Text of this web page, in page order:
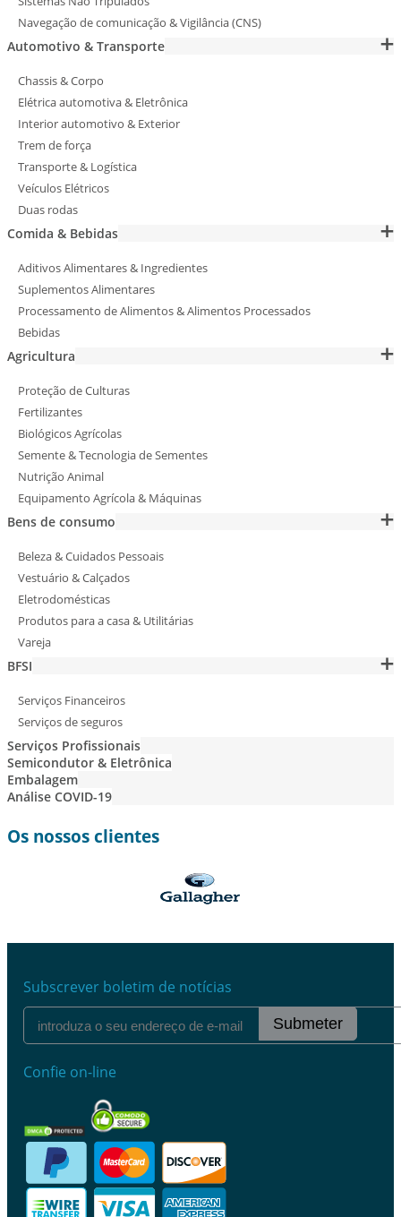
Navegação de comunicação & Vigilância (CNS)
Automotivo & Transporte
Chassis & Corpo
Elétrica automotiva & Eletrônica
Interior automotivo & Exterior
Trem de força
Transporte & Logística
Veículos Elétricos
Duas rodas
Comida & Bebidas
Aditivos Alimentares & Ingredientes
Suplementos Alimentares
Processamento de Alimentos & Alimentos Processados
Bebidas
Agricultura
Proteção de Culturas
Fertilizantes
Biológicos Agrícolas
Semente & Tecnologia de Sementes
Nutrição Animal
Equipamento Agrícola & Máquinas
Bens de consumo
Beleza & Cuidados Pessoais
Vestuário & Calçados
Eletrodomésticas
Produtos para a casa & Utilitárias
Vareja
BFSI
Serviços Financeiros
Serviços de seguros
Serviços Profissionais
Semicondutor & Eletrônica
Embalagem
Análise COVID-19
Os nossos clientes
Subscrever boletim de notícias
Submeter
Confie on-line